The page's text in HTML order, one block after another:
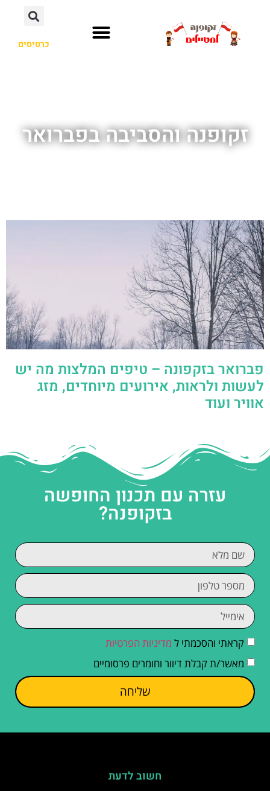
כרטיסים
זקופנה והסביבה בפברואר
פברואר בזקפונה – טיפים המלצות מה יש
לעשות ולראות, אירועים מיוחדים, מזג
אוויר ועוד
עזרה עם תכנון החופשה
בזקופנה?
קראתי והסכמתי ל מדיניות הפרטיות
מאשר/ת קבלת דיוור וחומרים פרסומיים
שליחה
חשוב לדעת